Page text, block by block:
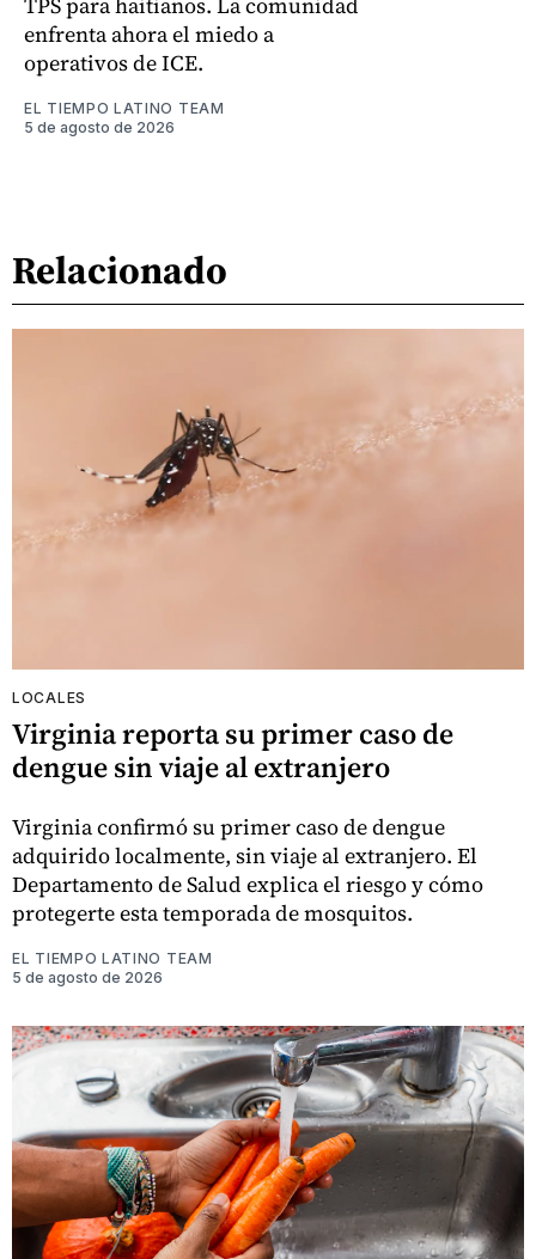
enfrenta ahora el miedo a
operativos de ICE.
EL TIEMPO LATINO TEAM
5 de agosto de 2026
Relacionado
LOCALES
Virginia reporta su primer caso de
dengue sin viaje al extranjero
Virginia confirmó su primer caso de dengue
adquirido localmente, sin viaje al extranjero. El
Departamento de Salud explica el riesgo y cómo
protegerte esta temporada de mosquitos.
EL TIEMPO LATINO TEAM
5 de agosto de 2026